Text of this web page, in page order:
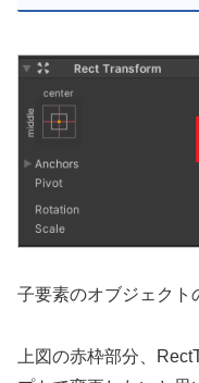
子要素のオブジェクト
上図の赤枠部分、